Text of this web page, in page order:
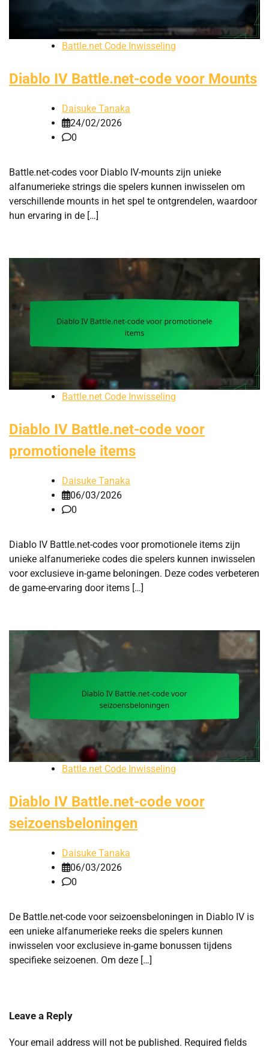
Battle.net Code Inwisseling
Diablo IV Battle.net-code voor Mounts
Daisuke Tanaka
24/02/2026
0
Battle.net-codes voor Diablo IV-mounts zijn unieke
alfanumerieke strings die spelers kunnen inwisselen om
verschillende mounts in het spel te ontgrendelen, waardoor
hun ervaring in de […]
Battle.net Code Inwisseling
Diablo IV Battle.net-code voor
promotionele items
Daisuke Tanaka
06/03/2026
0
Diablo IV Battle.net-codes voor promotionele items zijn
unieke alfanumerieke codes die spelers kunnen inwisselen
voor exclusieve in-game beloningen. Deze codes verbeteren
de game-ervaring door items […]
Battle.net Code Inwisseling
Diablo IV Battle.net-code voor
seizoensbeloningen
Daisuke Tanaka
06/03/2026
0
De Battle.net-code voor seizoensbeloningen in Diablo IV is
een unieke alfanumerieke reeks die spelers kunnen
inwisselen voor exclusieve in-game bonussen tijdens
specifieke seizoenen. Om deze […]
Leave a Reply
Your email address will not be published. Required fields